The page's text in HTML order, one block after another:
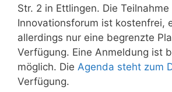
Str. 2 in Ettlingen. Die Teilnahme
Innovationsforum ist kostenfrei,
allerdings nur eine begrenzte
Verfügung. Eine Anmeldung ist
möglich. Die Agenda steht zum
Verfügung.